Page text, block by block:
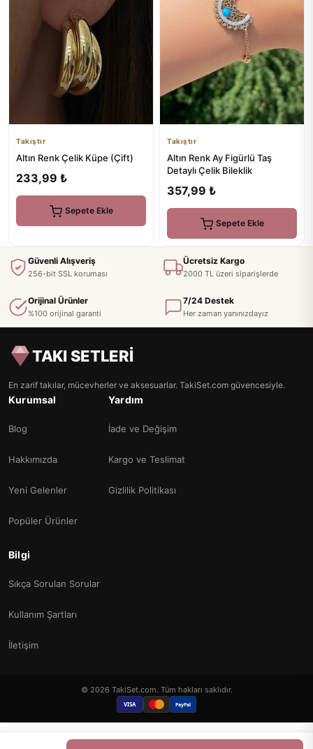
Takıştır
Altın Renk Çelik Küpe (Çift)
233,99 ₺
Sepete Ekle
Takıştır
Altın Renk Ay Figürlü Taş
Detaylı Çelik Bileklik
357,99 ₺
Sepete Ekle
Güvenli Alışveriş
256-bit SSL koruması
Ücretsiz Kargo
2000 TL üzeri siparişlerde
Orijinal Ürünler
%100 orijinal garanti
7/24 Destek
Her zaman yanınızdayız
TAKI SETLERİ
En zarif takılar, mücevherler ve aksesuarlar. TakiSet.com güvencesiyle.
Kurumsal
Blog
Hakkımızda
Yeni Gelenler
Popüler Ürünler
Yardım
İade ve Değişim
Kargo ve Teslimat
Gizlilik Politikası
Bilgi
Sıkça Sorulan Sorular
Kullanım Şartları
İletişim
© 2026 TakiSet.com. Tüm hakları saklıdır.
VISA PayPal